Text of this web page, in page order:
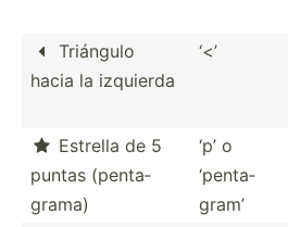

Triángulo
hacia la izquierda
‘<’
 Estrella de 5
puntas (penta­
grama)
‘p’ o
‘penta­
gram’